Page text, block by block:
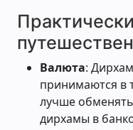
Валюта:
принимаются в
лучше
дирхамы в